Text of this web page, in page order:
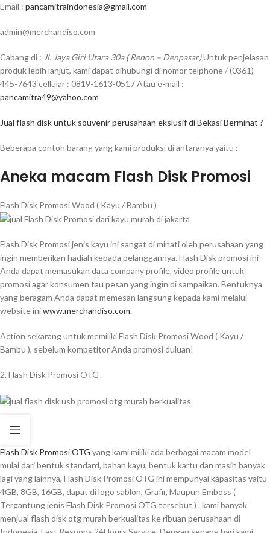
Email : pancamitraindonesia@gmail.com
admin@merchandiso.com
Cabang di : Jl. Jaya Giri Utara 30a ( Renon – Denpasar)Untuk penjelasan
produk lebih lanjut, kami dapat dihubungi di nomor telphone / (0361)
445-7643 cellular : 0819-1613-0517 Atau e-mail :
pancamitra49@yahoo.com
Jual flash disk untuk souvenir perusahaan ekslusif di Bekasi Berminat ?
Beberapa contoh barang yang kami produksi di antaranya yaitu :
Aneka macam Flash Disk Promosi
Flash Disk Promosi Wood ( Kayu / Bambu )
Flash Disk Promosi jenis kayu ini sangat di minati oleh perusahaan yang
ingin memberikan hadiah kepada pelanggannya. Flash Disk promosi ini
Anda dapat memasukan data company profile, video profile untuk
promosi agar konsumen tau pesan yang ingin di sampaikan. Bentuknya
yang beragam Anda dapat memesan langsung kepada kami melalui
website iniwww.merchandiso.com.
Action sekarang untuk memiliki Flash Disk Promosi Wood ( Kayu /
Bambu ), sebelum kompetitor Anda promosi duluan!
2. Flash Disk Promosi OTG
Flash Disk Promosi OTG yang kami miliki ada berbagai macam model
mulai dari bentuk standard, bahan kayu, bentuk kartu dan masih banyak
lagi yang lainnya, Flash Disk Promosi OTG ini mempunyai kapasitas yaitu
4GB, 8GB, 16GB, dapat di logo sablon, Grafir, Maupun Emboss (
Tergantung jenis Flash Disk Promosi OTG tersebut ) . kami banyak
menjual flash disk otg murah berkualitas ke ribuan perusahaan di